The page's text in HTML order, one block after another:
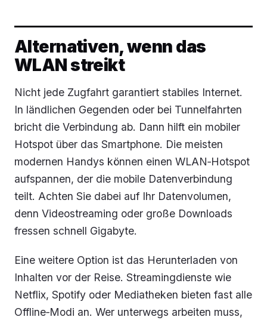
Alternativen, wenn das
WLAN streikt
Nicht jede Zugfahrt garantiert stabiles Internet.
In ländlichen Gegenden oder bei Tunnelfahrten
bricht die Verbindung ab. Dann hilft ein mobiler
Hotspot über das Smartphone. Die meisten
modernen Handys können einen WLAN‑Hotspot
aufspannen, der die mobile Datenverbindung
teilt. Achten Sie dabei auf Ihr Datenvolumen,
denn Videostreaming oder große Downloads
fressen schnell Gigabyte.
Eine weitere Option ist das Herunterladen von
Inhalten vor der Reise. Streamingdienste wie
Netflix, Spotify oder Mediatheken bieten fast alle
Offline‑Modi an. Wer unterwegs arbeiten muss,